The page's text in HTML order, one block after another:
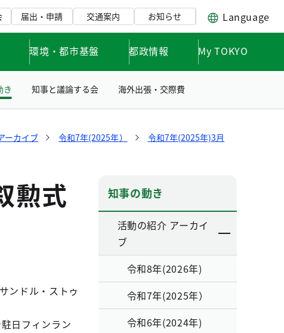
届出・申請 交通案内 お知らせ Language
環境・都市基盤 都政情報 My TOKYO
き 知事と議論する会 海外出張・交際費
ーカイブ 令和7年(2025年）
令和7年(2025年)3月
勲式
ンドル・ストゥ
日フィンラン
知事の動き
活動の紹介 アーカイ
ブ
令和8年(2026年)
令和7年(2025年）
令和6年(2024年)